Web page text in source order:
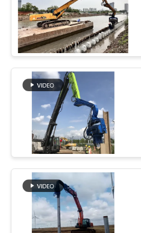
NOTIZIE
CASI
RICHIEDA
UNA
CITAZIONE
MAPPA
DEL
SITO